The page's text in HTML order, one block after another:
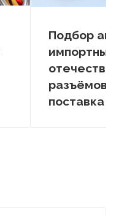
Подбор
разъёмов
поставка